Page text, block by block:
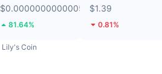
$0.0000000000005407
81.64%
$1.39
0.81%
Lily's Coin